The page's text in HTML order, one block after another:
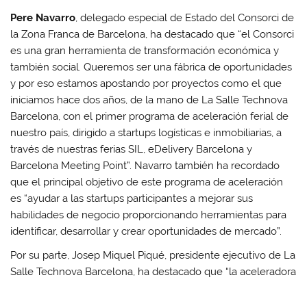
Pere Navarro, delegado especial de Estado del Consorci de
la Zona Franca de Barcelona, ha destacado que “el Consorci
es una gran herramienta de transformación económica y
también social. Queremos ser una fábrica de oportunidades
y por eso estamos apostando por proyectos como el que
iniciamos hace dos años, de la mano de La Salle Technova
Barcelona, con el primer programa de aceleración ferial de
nuestro país, dirigido a startups logísticas e inmobiliarias, a
través de nuestras ferias SIL, eDelivery Barcelona y
Barcelona Meeting Point”. Navarro también ha recordado
que el principal objetivo de este programa de aceleración
es “ayudar a las startups participantes a mejorar sus
habilidades de negocio proporcionando herramientas para
identificar, desarrollar y crear oportunidades de mercado”.
Por su parte, Josep Miquel Piqué, presidente ejecutivo de La
Salle Technova Barcelona, ha destacado que “la aceleradora